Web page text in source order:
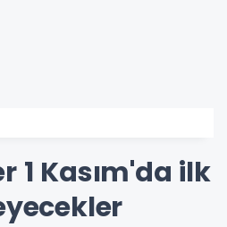
1 Kasım'da ilk